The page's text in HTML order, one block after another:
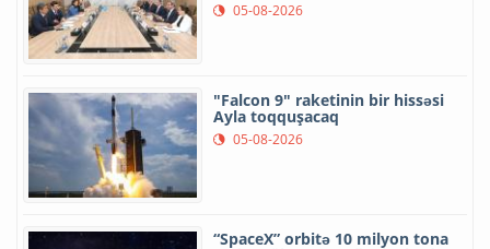
05-08-2026
"Falcon 9" raketinin bir hissəsi
Ayla toqquşacaq
05-08-2026
“SpaceX” orbitə 10 milyon tona